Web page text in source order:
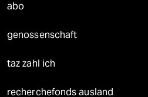
abo
genossenschaft
taz zahl ich
recherchefonds ausland